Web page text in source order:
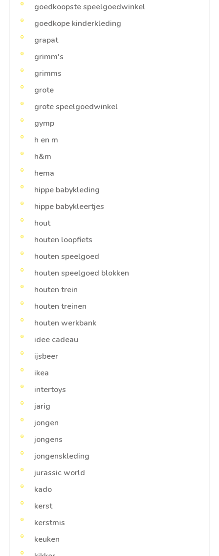
goedkoopste speelgoedwinkel
goedkope kinderkleding
grapat
grimm's
grimms
grote
grote speelgoedwinkel
gymp
h en m
h&m
hema
hippe babykleding
hippe babykleertjes
hout
houten loopfiets
houten speelgoed
houten speelgoed blokken
houten trein
houten treinen
houten werkbank
idee cadeau
ijsbeer
ikea
intertoys
jarig
jongen
jongens
jongenskleding
jurassic world
kado
kerst
kerstmis
keuken